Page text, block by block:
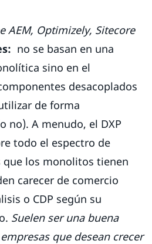
AEM, Optimizely, Sitecore
no se basan en una
sino en el
desacoplados
de forma
no). A menudo, el DXP
todo el espectro de
los monolitos tienen
carecer de comercio
o CDP según su
Suelen ser una buena
que desean crecer